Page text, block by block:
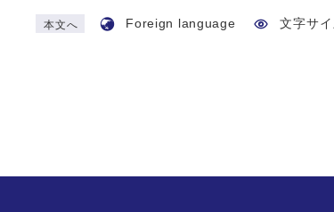
本文へ Foreign language 文字サ